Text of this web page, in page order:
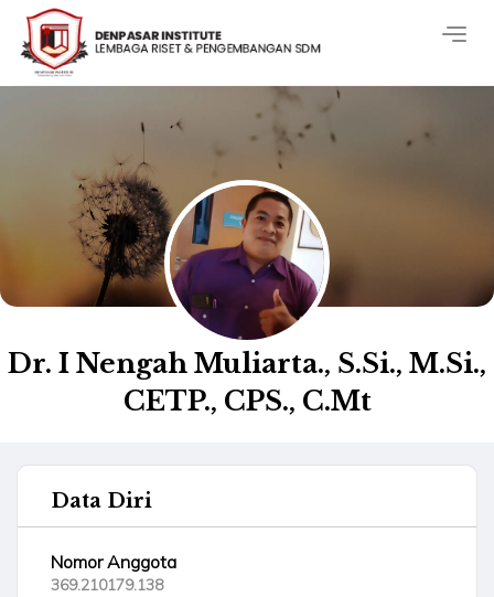
Dr. I Nengah Muliarta., S.Si., M.Si.,
CETP., CPS., C.Mt
Data Diri
Nomor Anggota
369.210179.138